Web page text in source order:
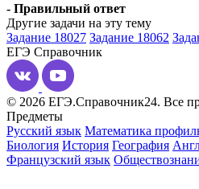
- Правильный ответ
Другие задачи на эту тему
Задание 18027 Задание 18062
ЕГЭ Справочник
© 2026 ЕГЭ.Справочник24. Все
Предметы
Русский язык Математика
Биология История География
Французский язык